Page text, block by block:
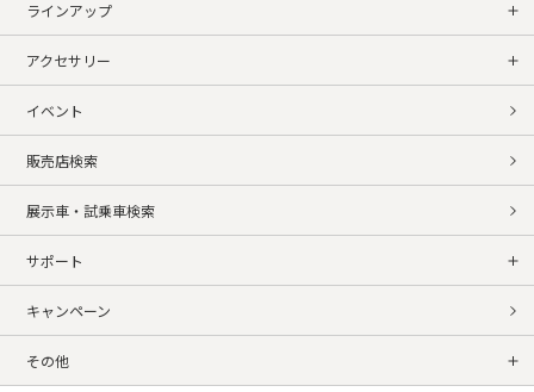
ラインアップ
アクセサリー
イベント
販売店検索
展示車・試乗車検索
サポート
キャンペーン
その他